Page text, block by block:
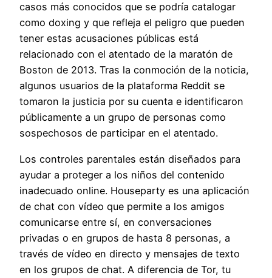
casos más conocidos que se podría catalogar
como doxing y que refleja el peligro que pueden
tener estas acusaciones públicas está
relacionado con el atentado de la maratón de
Boston de 2013. Tras la conmoción de la noticia,
algunos usuarios de la plataforma Reddit se
tomaron la justicia por su cuenta e identificaron
públicamente a un grupo de personas como
sospechosos de participar en el atentado.
Los controles parentales están diseñados para
ayudar a proteger a los niños del contenido
inadecuado online. Houseparty es una aplicación
de chat con vídeo que permite a los amigos
comunicarse entre sí, en conversaciones
privadas o en grupos de hasta 8 personas, a
través de vídeo en directo y mensajes de texto
en los grupos de chat. A diferencia de Tor, tu